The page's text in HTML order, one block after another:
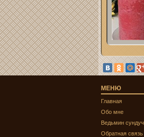
МЕНЮ
Главная
Обо мне
Ведьмин
Обратная связь